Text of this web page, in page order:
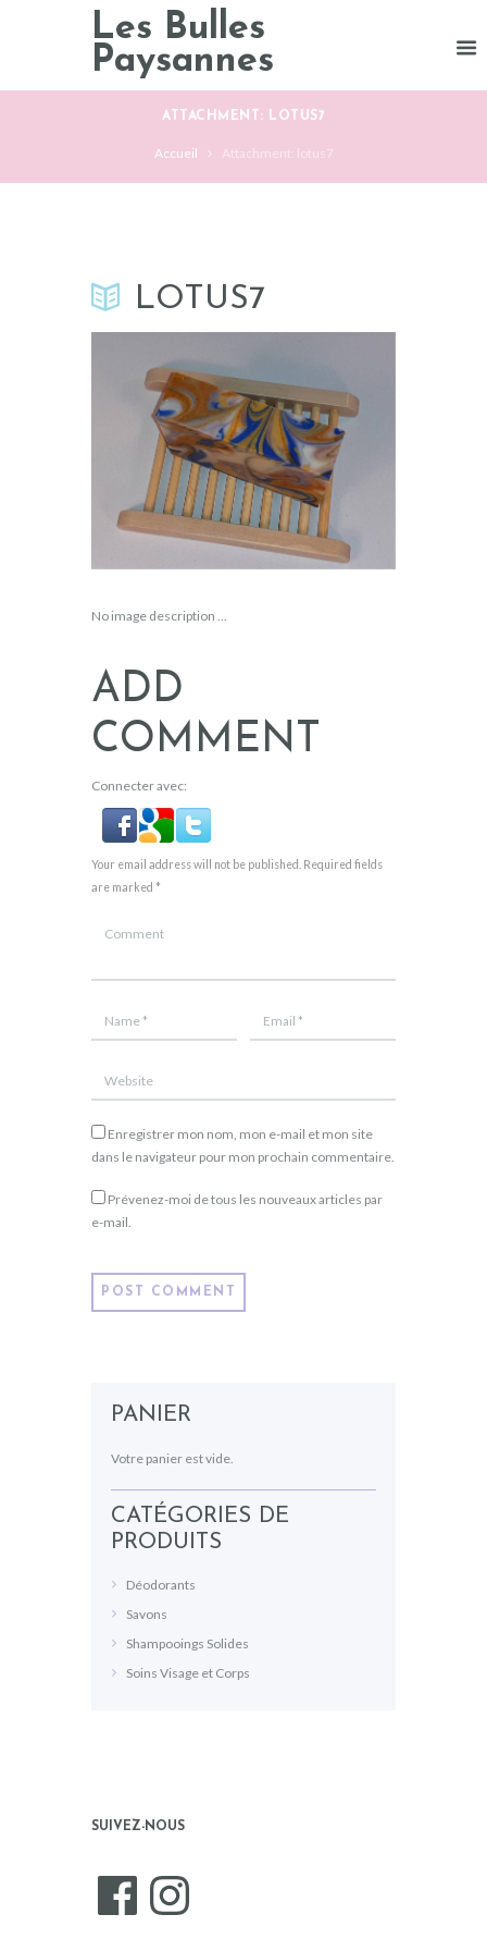
Les Bulles
Paysannes
ATTACHMENT: LOTUS7
Accueil Attachment: lotus7
LOTUS7
No image description ...
ADD
COMMENT
Connecter avec:
Your email address will not be published. Required fields
are marked *
Enregistrer mon nom, mon e-mail et mon site
dans le navigateur pour mon prochain commentaire.
Prévenez-moi de tous les nouveaux articles par
e-mail.
PANIER
Votre panier est vide.
CATÉGORIES DE
PRODUITS
Déodorants
Savons
Shampooings Solides
Soins Visage et Corps
SUIVEZ-NOUS
Facebook Instagram